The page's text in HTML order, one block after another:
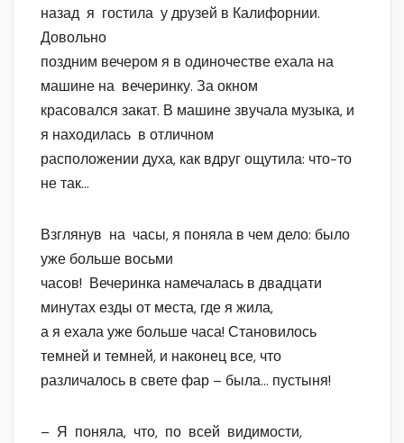
назад я гостила у друзей в Калифорнии.
Довольно
поздним вечером я в одиночестве ехала на
машине на вечеринку. За окном
красовался закат. В машине звучала музыка, и
я находилась в отличном
расположении духа, как вдруг ощутила: что-то
не так…
Взглянув на часы, я поняла в чем дело: было
уже больше восьми
часов! Вечеринка намечалась в двадцати
минутах езды от места, где я жила,
а я ехала уже больше часа! Становилось
темней и темней, и наконец все, что
различалось в свете фар – была… пустыня!
– Я поняла, что, по всей видимости,